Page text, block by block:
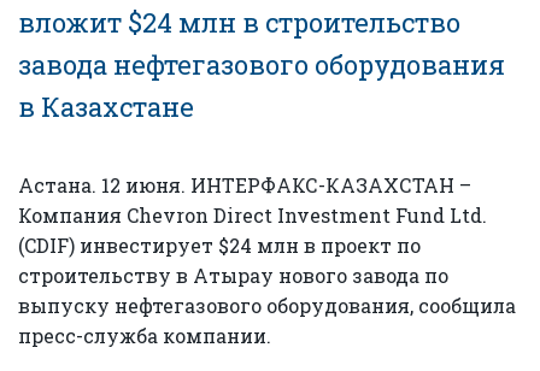
вложит $24 млн в строительство
завода нефтегазового оборудования
в Казахстане
Астана. 12 июня. ИНТЕРФАКС-КАЗАХСТАН –
Компания Chevron Direct Investment Fund Ltd.
(CDIF) инвестирует $24 млн в проект по
строительству в Атырау нового завода по
выпуску нефтегазового оборудования, сообщила
пресс-служба компании.